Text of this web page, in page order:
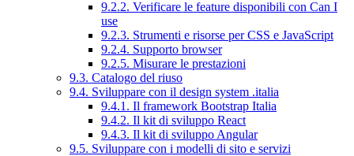
9.2.2. Verificare le feature disponibili con Can I
use
9.2.3. Strumenti e risorse per CSS e JavaScript
9.2.4. Supporto browser
9.2.5. Misurare le prestazioni
9.3. Catalogo del riuso
9.4. Sviluppare con il design system .italia
9.4.1. Il framework Bootstrap Italia
9.4.2. Il kit di sviluppo React
9.4.3. Il kit di sviluppo Angular
9.5. Sviluppare con i modelli di sito e servizi